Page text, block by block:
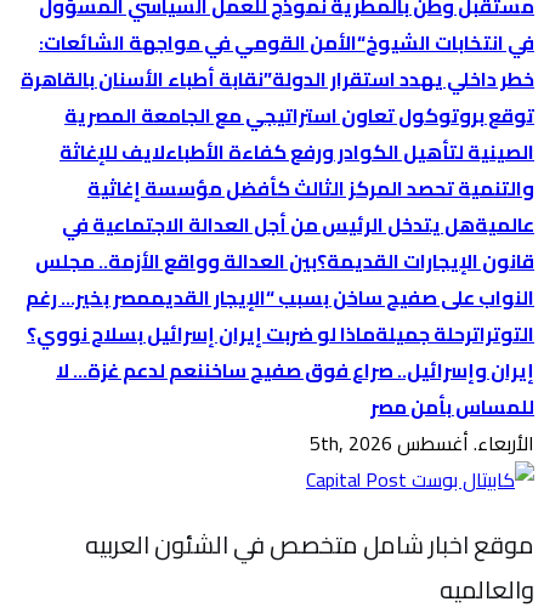
في انتخابات الشيوخ“الأمن القومي في مواجهة الشائعات:
خطر داخلي يهدد استقرار الدولة”نقابة أطباء الأسنان بالقاهرة
توقع بروتوكول تعاون استراتيجي مع الجامعة المصرية
الصينية لتأهيل الكوادر ورفع كفاءة الأطباءلايف للإغاثة
والتنمية تحصد المركز الثالث كأفضل مؤسسة إغاثية
عالميةهل يتدخل الرئيس من أجل العدالة الاجتماعية في
قانون الإيجارات القديمة؟بين العدالة وواقع الأزمة.. مجلس
النواب على صفيح ساخن بسبب “الإيجار القديممصر بخير… رغم
التوتراترحلة جميلةماذا لو ضربت إيران إسرائيل بسلاح نووي؟
إيران وإسرائيل.. صراع فوق صفيح ساخننعم لدعم غزة… لا
للمساس بأمن مصر
الأربعاء. أغسطس 5th, 2026
موقع اخبار شامل متخصص في الشئون العربيه
والعالميه